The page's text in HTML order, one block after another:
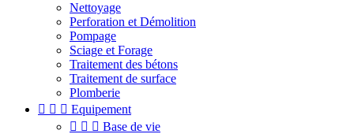
Nettoyage
Perforation et Démolition
Pompage
Sciage et Forage
Traitement des bétons
Traitement de surface
Plomberie
   Equipement
   Base de vie